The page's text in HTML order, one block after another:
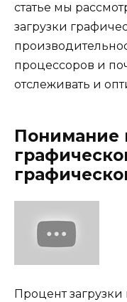
статье мы
загрузки
процессоров и
отслеживать и
Понимание
Процент